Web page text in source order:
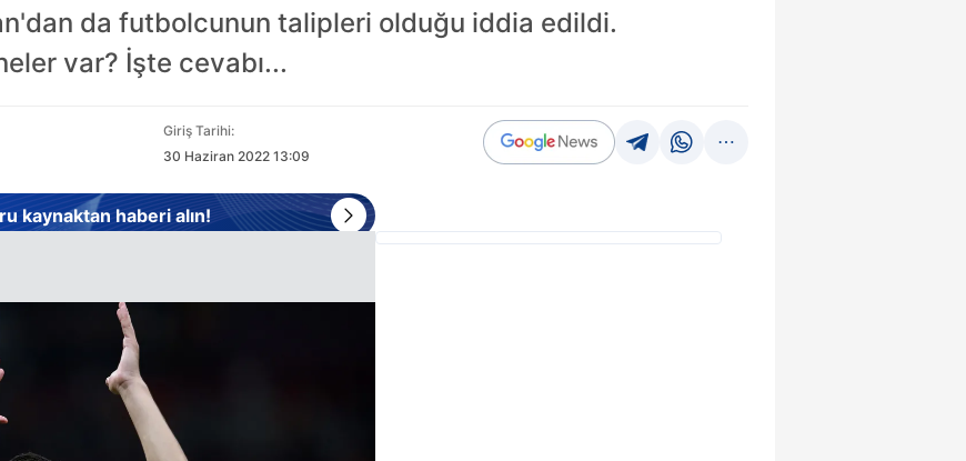
da futbolcunun talipleri olduğu iddia edildi.
var? İşte cevabı...
Giriş Tarihi:
30 Haziran 2022 13:09
kaynaktan haberi alın!